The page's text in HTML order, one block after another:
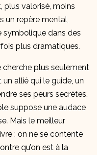
plus valorisé, moins
un repère mental,
dans des
plus dramatiques.
cherche plus seulement
allié qui le guide, un
ses peurs secrètes.
suppose une audace
Mais le meilleur
: on ne se contente
qu’on est à la